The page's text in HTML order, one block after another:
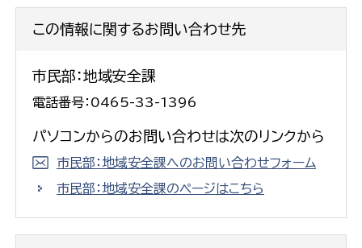
この情報に関するお問い合わせ先
市民部：地域安全課
電話番号：0465-33-1396
パソコンからのお問い合わせは次のリンクから
市民部：地域安全課へのお問い合わせフォーム
市民部：地域安全課のページはこちら